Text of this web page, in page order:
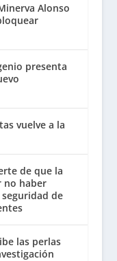
Alonso
presenta
vuelve a la
de que la
no haber
de
las perlas